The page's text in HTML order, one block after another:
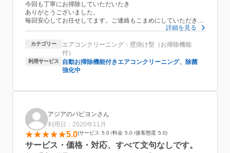
今回も丁寧にお掃除していただいたき
ありがとうございました。
毎回安心してお任せしてます。ご連絡もこまめにしていただきこ
接客もすばらしくいつもお会いするのが楽しみです。
おかげさまで年末を気持ちよく過ごせそうです。
今度は室外機を含めてぜひお願いしたいです。
詳細を見る
カテゴリー
エアコンクリーニング：壁掛け型（お掃除機能
付）
利用サービス
自動お掃除機能付きエアコンクリーニング、除菌
強化中
アジアのパピヨンさん
利用日：2020年11月
5.0 サービス 5.0 料金 5.0 接客態度 5.0
サービス・価格・対応、すべて文句なしです。